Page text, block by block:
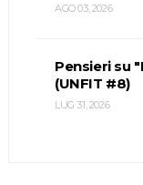
AGO 03, 2026
Pensieri su
(UNFIT #8)
LUG 31, 2026